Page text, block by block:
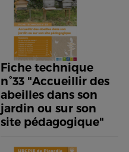
Fiche technique
n°33 "Accueillir des
abeilles dans son
jardin ou sur son
site pédagogique"